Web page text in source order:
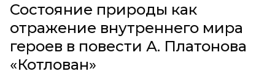
Состояние природы как
отражение внутреннего мира
героев в повести А. Платонова
«Котлован»